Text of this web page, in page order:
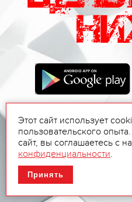
Этот сайт использует
пользовательского
сайт, вы соглашаетесь с
конфиденциальности.
Принять